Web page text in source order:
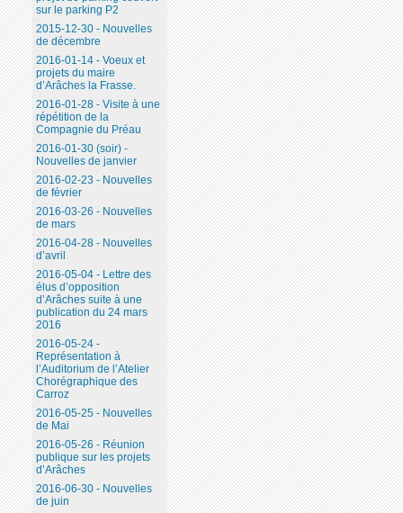
sur le parking P2
2015-12-30 - Nouvelles
de décembre
2016-01-14 - Voeux et
projets du maire
d’Arâches la Frasse.
2016-01-28 - Visite à une
répétition de la
Compagnie du Préau
2016-01-30 (soir) -
Nouvelles de janvier
2016-02-23 - Nouvelles
de février
2016-03-26 - Nouvelles
de mars
2016-04-28 - Nouvelles
d’avril
2016-05-04 - Lettre des
élus d’opposition
d’Arâches suite à une
publication du 24 mars
2016
2016-05-24 -
Représentation à
l’Auditorium de l’Atelier
Chorégraphique des
Carroz
2016-05-25 - Nouvelles
de Mai
2016-05-26 - Réunion
publique sur les projets
d’Arâches
2016-06-30 - Nouvelles
de juin